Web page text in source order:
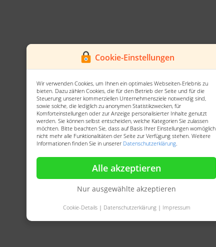
Cookie-Einstellungen
Wir verwenden Cookies, um Ihnen ein optimales Webseiten-Erlebnis zu
bieten. Dazu zählen Cookies, die für den Betrieb der Seite und für die
Steuerung unserer kommerziellen Unternehmensziele notwendig sind,
sowie solche, die lediglich zu anonymen Statistikzwecken, für
Komforteinstellungen oder zur Anzeige personalisierter Inhalte genutzt
werden. Sie können selbst entscheiden, welche Kategorien Sie zulassen
möchten. Bitte beachten Sie, dass auf Basis Ihrer Einstellungen womöglich
nicht mehr alle Funktionalitäten der Seite zur Verfügung stehen. Weitere
Informationen finden Sie in unserer Datenschutzerklärung.
Alle akzeptieren
Nur ausgewählte akzeptieren
Cookie-Details| Datenschutzerklärung| Impressum